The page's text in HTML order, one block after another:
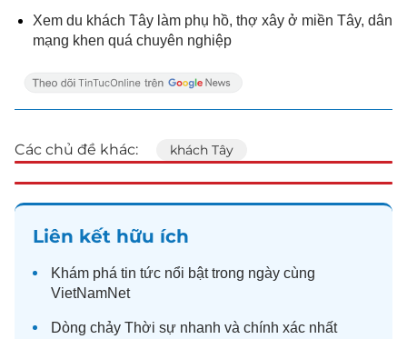
Xem du khách Tây làm phụ hồ, thợ xây ở miền Tây, dân
mạng khen quá chuyên nghiệp
Các chủ đề khác: khách Tây
Liên kết hữu ích
Khám phá tin tức nổi bật trong ngày cùng
VietNamNet
Dòng chảy Thời sự nhanh và chính xác nhất